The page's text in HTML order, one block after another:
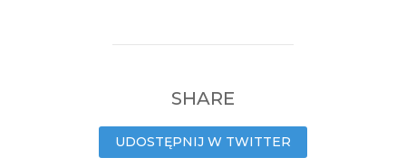
SHARE
UDOSTĘPNIJ W TWITTER